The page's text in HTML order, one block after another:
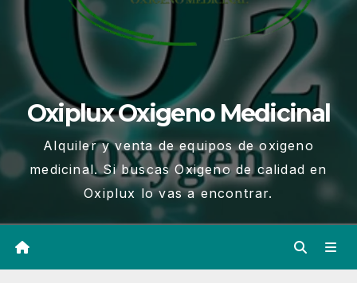
Oxiplux Oxigeno Medicinal
Alquiler y venta de equipos de oxigeno
medicinal. Si buscas Oxigeno de calidad en
Oxiplux lo vas a encontrar.